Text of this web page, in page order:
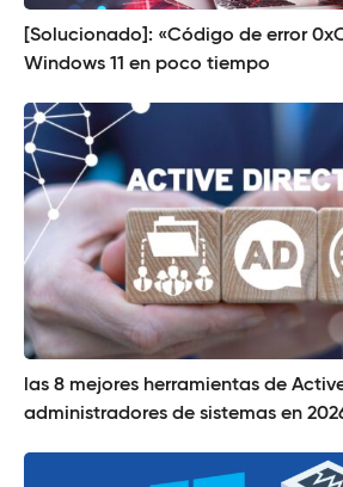
[Solucionado]: «Código de error
Windows 11 en poco tiempo
las 8 mejores herramientas de
administradores de sistemas en